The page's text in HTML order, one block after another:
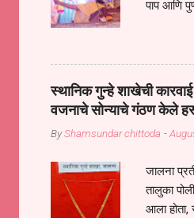
पाप आणि
चार कुपा
नरदेहाचा
शिष्य
संत्संगाचे
या
स्थानिक गुन्हे शाखेची
वजनाचे सोन्याचे गंठण केले
ByShamsundar chittoda -
जालना
तालुका
आला होता,